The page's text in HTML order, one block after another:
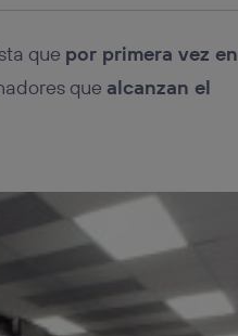
que por primera vez en
que alcanzan el